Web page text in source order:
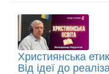
Християнська
Від ідеї до